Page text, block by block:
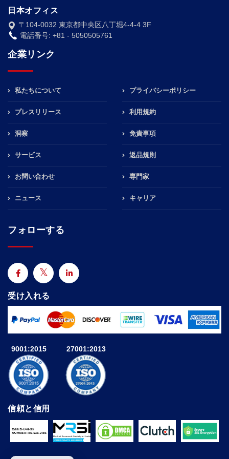
日本オフィス
〒104-0032 東京都中央区八丁堀4-4-4 3F
電話番号: +81 - 5050505761
企業リンク
私たちについて
プレスリリース
洞察
サービス
お問い合わせ
ニュース
プライバシーポリシー
利用規約
免責事項
返品規則
専門家
キャリア
フォローする
受け入れる
9001:2015 27001:2013
信頼と信用